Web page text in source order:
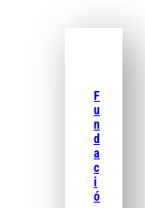
F
u
n
d
a
c
i
ó